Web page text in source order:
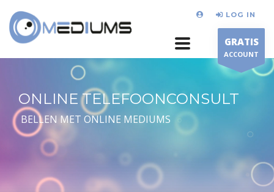
LOG IN
GRATIS
ACCOUNT
ONLINE TELEFOONCONSULT
BELLEN MET ONLINE MEDIUMS